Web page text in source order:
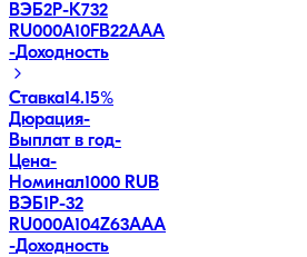
ВЭБ2Р-К732
RU000A10FB22AAA
-Доходность
Ставка14.15%
Дюрация-
Выплат в год-
Цена-
Номинал1000 RUB
ВЭБ1P-32
RU000A104Z63AAA
-Доходность